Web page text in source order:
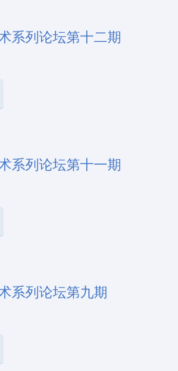
系列论坛第十二期
系列论坛第十一期
系列论坛第九期